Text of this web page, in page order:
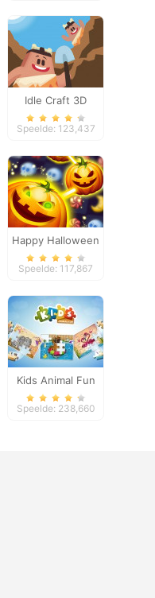
Idle Craft 3D
Speelde: 123,437
Happy Halloween
Speelde: 117,867
Kids Animal Fun
Speelde: 238,660